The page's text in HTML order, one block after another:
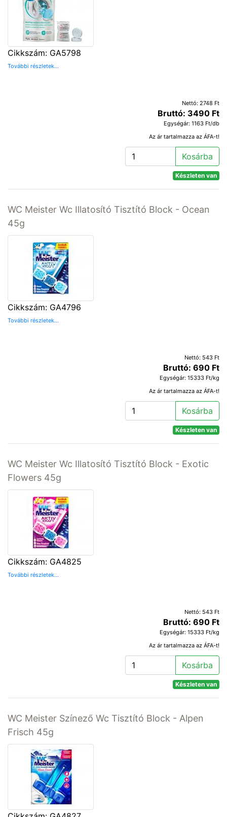
Cikkszám: GA5798
További részletek...
Nettó: 2748 Ft
Bruttó: 3490 Ft
Egységár: 1163 Ft/db
Az ár tartalmazza az ÁFA-t!
Kosárba
Készleten van
WC Meister Wc Illatosító Tisztító Block - Ocean
45g
Cikkszám: GA4796
További részletek...
Nettó: 543 Ft
Bruttó: 690 Ft
Egységár: 15333 Ft/kg
Az ár tartalmazza az ÁFA-t!
Kosárba
Készleten van
WC Meister Wc Illatosító Tisztító Block - Exotic
Flowers 45g
Cikkszám: GA4825
További részletek...
Nettó: 543 Ft
Bruttó: 690 Ft
Egységár: 15333 Ft/kg
Az ár tartalmazza az ÁFA-t!
Kosárba
Készleten van
WC Meister Színező Wc Tisztító Block - Alpen
Frisch 45g